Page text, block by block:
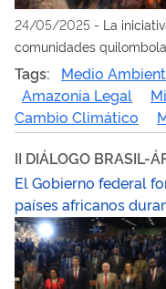
24/05/2025 - La
comunidades
Tags: Medio
Amazonia Legal
Cambio Climático
II DIÁLOGO BRASIL-
El Gobierno federal
países africanos